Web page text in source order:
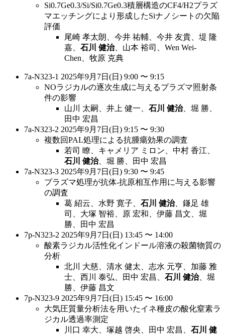
Si0.7Ge0.3/Si/Si0.7Ge0.3積層構造のCF4/H2プラズ
マエッチングにより形成したSiナノシートの欠陥
評価
尾崎 孝太朗、今井 祐輔、今井 友貴、堤 隆
嘉、 石川 健治、山本 裕司、Wen Wei-
Chen、牧原 克典
7a-N323-1 2025年9月7日(日) 9:00 〜 9:15
NOラジカルの逐次生成に与えるプラズマ照射条
件の影響
山川 太嗣、井上 健一、 石川 健治、堀 勝、
田中 宏昌
7a-N323-2 2025年9月7日(日) 9:15 〜 9:30
複数回PAL処理による抗腫瘍効果の調査
若司 瞭、キャメリア ミロン、中村 香江、
石川 健治、堀 勝、田中 宏昌
7a-N323-3 2025年9月7日(日) 9:30 〜 9:45
プラズマ処理が抗体-抗原相互作用に与える影響
の調査
葛 紹云、水野 寛子、 石川 健治、鎌足 雄
司、大塚 智裕、原 宏和、伊藤 昌文、堀
勝、田中 宏昌
7p-N323-2 2025年9月7日(日) 13:45 〜 14:00
酸素ラジカル活性化インドール溶液の殺菌物質の
分析
北川 大慈、清水 健太、志水 元亨、加藤 雅
士、西川 泰弘、田中 宏昌、 石川 健治、堀
勝、伊藤 昌文
7p-N323-9 2025年9月7日(日) 15:45 〜 16:00
大気圧質量分析法を用いたイネ種皮の酸化窒素ラ
ジカル透過率測定
川口 幸大、塚越 啓央、田中 宏昌、 石川 健